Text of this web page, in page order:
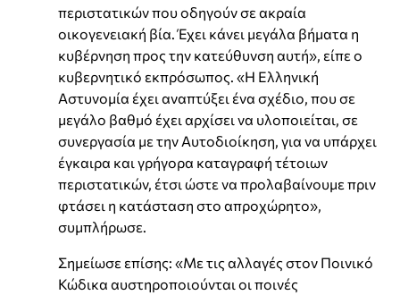
περιστατικών που οδηγούν σε ακραία
οικογενειακή βία. Έχει κάνει μεγάλα βήματα η
κυβέρνηση προς την κατεύθυνση αυτή», είπε ο
κυβερνητικό εκπρόσωπος. «Η Ελληνική
Αστυνομία έχει αναπτύξει ένα σχέδιο, που σε
μεγάλο βαθμό έχει αρχίσει να υλοποιείται, σε
συνεργασία με την Αυτοδιοίκηση, για να υπάρχει
έγκαιρα και γρήγορα καταγραφή τέτοιων
περιστατικών, έτσι ώστε να προλαβαίνουμε πριν
φτάσει η κατάσταση στο απροχώρητο»,
συμπλήρωσε.
Σημείωσε επίσης: «Με τις αλλαγές στον Ποινικό
Κώδικα αυστηροποιούνται οι ποινές